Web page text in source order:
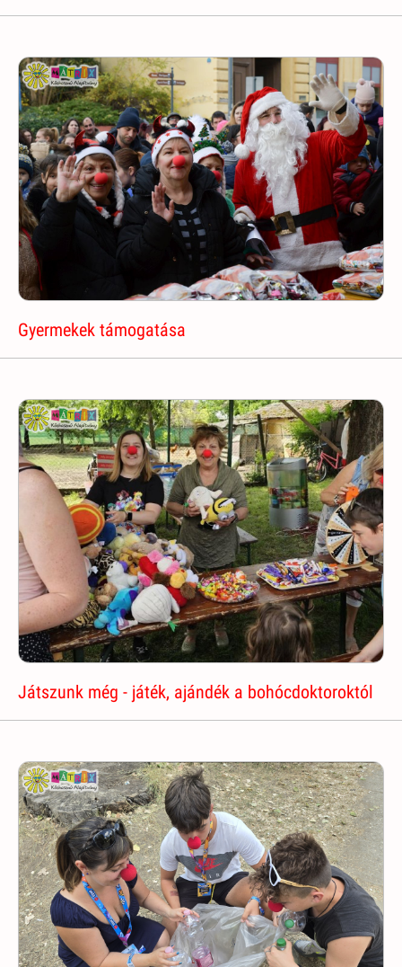
Gyermekek támogatása
Játszunk még - játék, ajándék a bohócdoktoroktól